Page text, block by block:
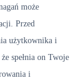
może
Przed
użytkownika i
spełnia on Twoje
i